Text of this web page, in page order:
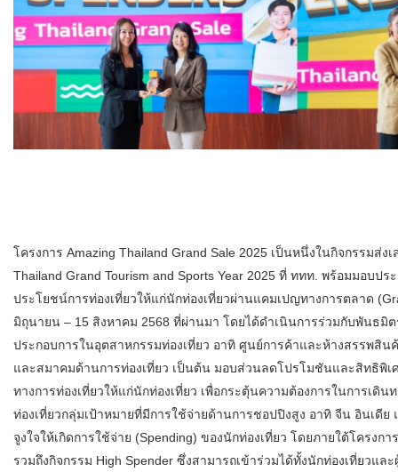
โครงการ Amazing Thailand Grand Sale 2025 เป็นหนึ่งในกิจกรรมส่ง
Thailand Grand Tourism and Sports Year 2025 ที่ ททท. พร้อมมอบป
ประโยชน์การท่องเที่ยวให้แก่นักท่องเที่ยวผ่านแคมเปญทางการตลาด
มิถุนายน – 15 สิงหาคม 2568 ที่ผ่านมา โดยได้ดำเนินการร่วมกับพันธมิ
ประกอบการในอุตสาหกรรมท่องเที่ยว อาทิ ศูนย์การค้าและห้างสรรพสิ
และสมาคมด้านการท่องเที่ยว เป็นต้น มอบส่วนลดโปรโมชันและสิทธิพิ
ทางการท่องเที่ยวให้แก่นักท่องเที่ยว เพื่อกระตุ้นความต้องการในการเดิน
ท่องเที่ยวกลุ่มเป้าหมายที่มีการใช้จ่ายด้านการชอปปิงสูง อาทิ จีน อินเดีย
จูงใจให้เกิดการใช้จ่าย (Spending) ของนักท่องเที่ยว โดยภายใต้โครงก
รวมถึงกิจกรรม High Spender ซึ่งสามารถเข้าร่วมได้ทั้งนักท่องเที่ยวแล